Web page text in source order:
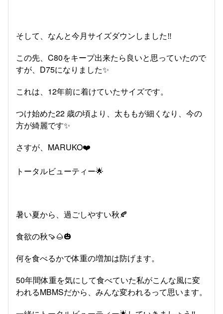
そして、なんと今月サイズダウンしました‼️
この先、C80をキープ出来たら良いと思っていたので
すが、D75になりました✨
これは、12年前に着けていたサイズです。
つけ始めた22 歳の頃より、太ももが細くなり、今の
方が綺麗です✨
さすが、MARUKO❤️
トータルビューティー🌟
暑い夏から、過ごしやすい秋🍂
食欲の秋🍠🌰🎃
何を食べるかで体重の増加は防げます。
50年間体重を気にして食べていた私がこんな風に変
われるMBMSだから、みんな変われるって思います。